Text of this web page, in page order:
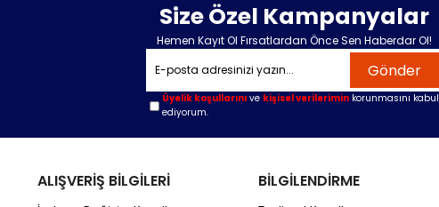
Size Özel Kampanyalar
Hemen Kayıt Ol Fırsatlardan Önce Sen Haberdar Ol!
Gönder
Üyelik koşullarını ve kişisel verilerimin korunmasını kabul
ediyorum.
ALIŞVERİŞ BİLGİLERİ BİLGİLENDİRME